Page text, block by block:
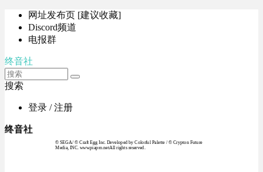
网址发布页 [建议收藏]
Discord频道
电报群
终音社
搜索
登录 / 注册
终音社
© SEGA / © Craft Egg Inc. Developed by Colorful Palette / © Crypton Future
Media, INC. www.piapro.netAll rights reserved.